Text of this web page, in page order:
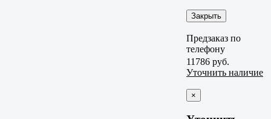
Закрыть
Предзаказ по
телефону
11786 руб.
Уточнить наличие
×